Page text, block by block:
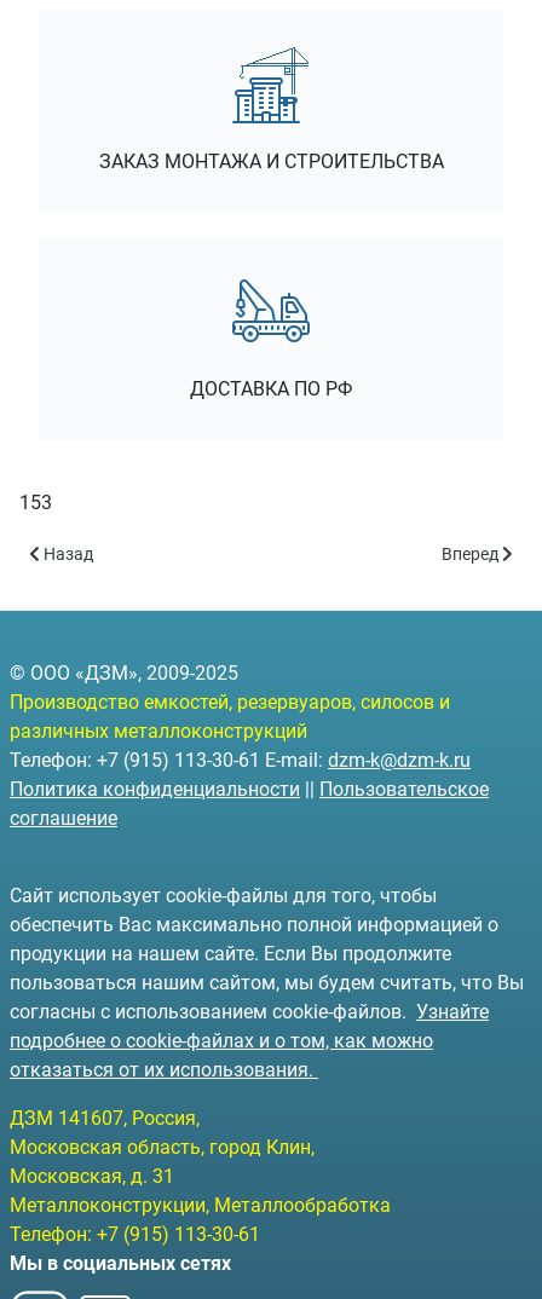
ЗАКАЗ МОНТАЖА И СТРОИТЕЛЬСТВА
ДОСТАВКА ПО РФ
153
Предыдущий: Возможности новых мини-заводов для
Назад Следующий:
Вперед
© ООО «ДЗМ», 2009-2025
Производство емкостей, резервуаров, силосов и
различных металлоконструкций
Телефон: +7 (915) 113-30-61 E-mail: dzm-k@dzm-k.ru
Политика конфиденциальности || Пользовательское
соглашение
Сайт использует cookie-файлы для того, чтобы
обеспечить Вас максимально полной информацией о
продукции на нашем сайте. Если Вы продолжите
пользоваться нашим сайтом, мы будем считать, что Вы
согласны с использованием cookie-файлов. Узнайте
подробнее о cookie-файлах и о том, как можно
отказаться от их использования.
ДЗМ 141607, Россия,
Московская область, город Клин,
Московская, д. 31
Металлоконструкции, Металлообработка
Телефон: +7 (915) 113-30-61
Мы в социальных сетях